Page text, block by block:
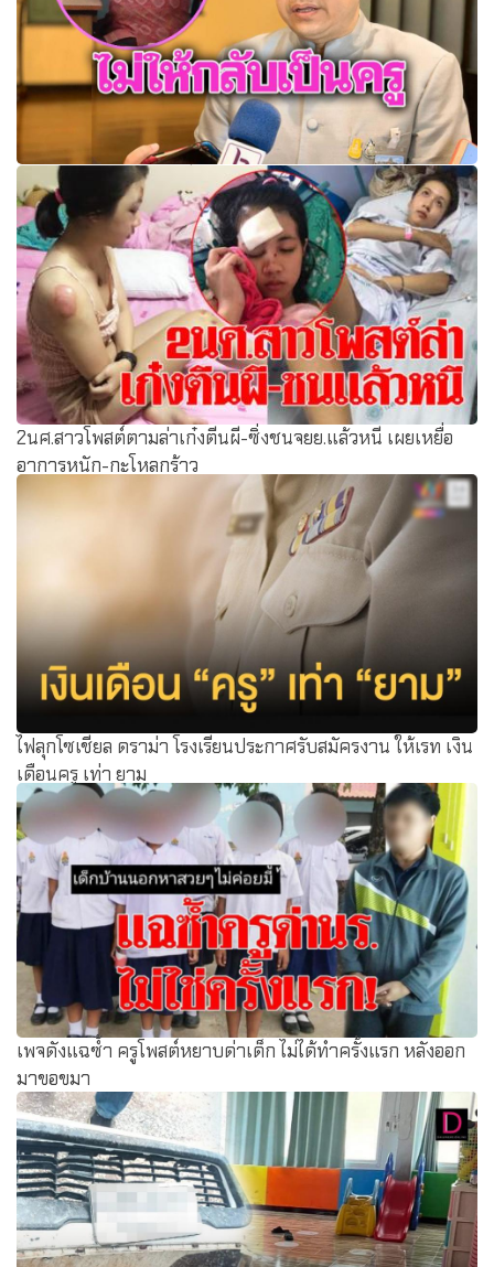
"ณัฏฐพล" เดือดพ่อพิมพ์ล้วงแลกเกรด "ไม่ให้กลับเป็นครู"
2นศ.สาวโพสต์ตามล่าเก๋งตีนผี-ซิ่งชนจยย.แล้วหนี เผยเหยื่อ
อาการหนัก-กะโหลกร้าว
ไฟลุกโซเชียล ดราม่า โรงเรียนประกาศรับสมัครงาน ให้เรท เงิน
เดือนครู เท่า ยาม
เพจดังแฉซ้ำ ครูโพสต์หยาบด่าเด็ก ไม่ได้ทำครั้งแรก หลังออก
มาขอขมา